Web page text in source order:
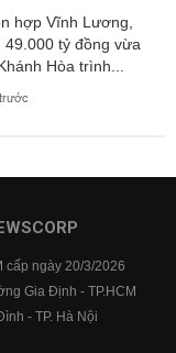
hợp Vĩnh Lương,
tỷ đồng vừa
Hòa trình...
cấp ngày 20/3/2026
Gia Định - TP.HCM
- TP. Hà Nội